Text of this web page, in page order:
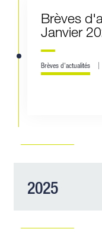
Brèves
Janvier
Brèves d'actualités
2025